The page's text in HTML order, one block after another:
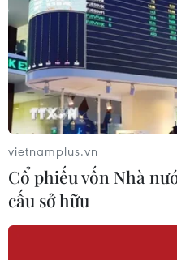
#Bảo tàng Dân tộc học Việt
#Tranh dân gian
TP.
Theo dõi VietnamPlus
vietnamplus.vn
Cổ phiếu vốn Nhà
cấu sở hữu